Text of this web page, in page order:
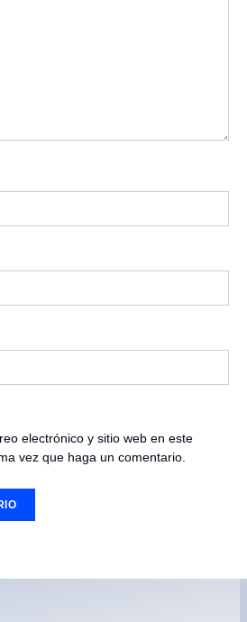
electrónico y sitio web en este
vez que haga un comentario.